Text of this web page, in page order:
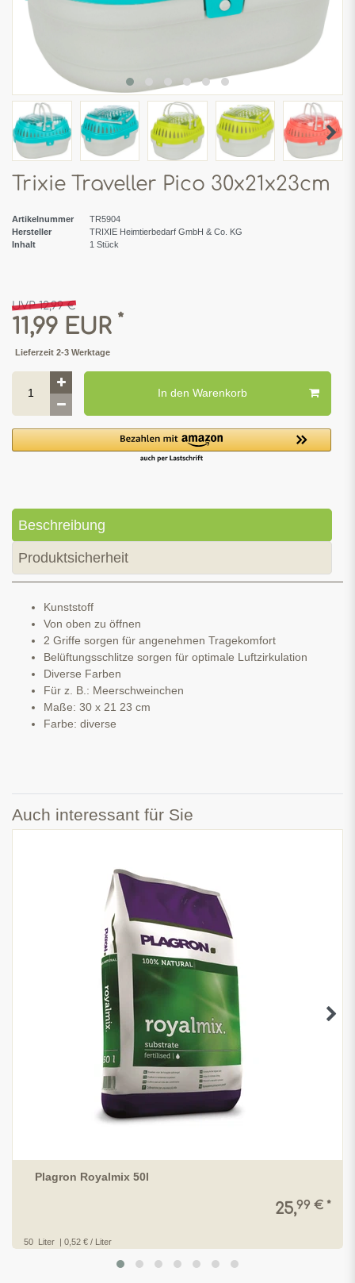
Trixie Traveller Pico 30x21x23cm
Artikelnummer
TR5904
Hersteller
TRIXIE Heimtierbedarf GmbH & Co. KG
Inhalt
1 Stück
UVP 12,99 €
11,99 EUR *
Lieferzeit 2-3 Werktage
In den Warenkorb
Beschreibung
Produktsicherheit
Kunststoff
Von oben zu öffnen
2 Griffe sorgen für angenehmen Tragekomfort
Belüftungsschlitze sorgen für optimale Luftzirkulation
Diverse Farben
Für z. B.: Meerschweinchen
Maße: 30 x 21 23 cm
Farbe: diverse
Auch interessant für Sie
Plagron Royalmix 50l
25,99 € *
50 Liter | 0,52 € / Liter